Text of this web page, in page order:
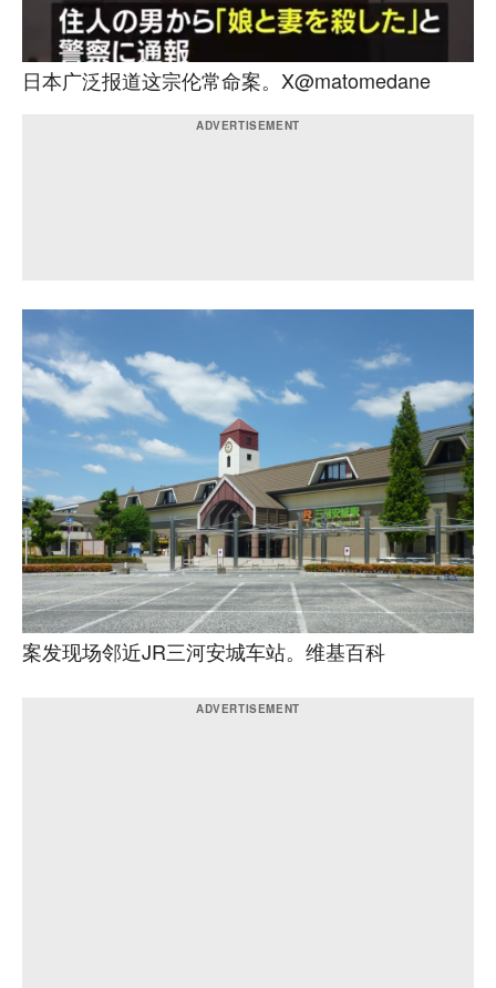
日本广泛报道这宗伦常命案。X@matomedane
案发现场邻近JR三河安城车站。维基百科